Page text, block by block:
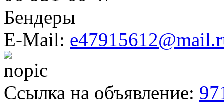
Бендеры
E-Mail:
Ссылка на объявление: